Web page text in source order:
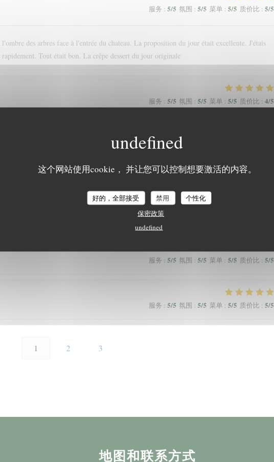
这个网站使用cookie， 并让您可以控制想要激活的内容。
好的，全部接受 禁用
个性化
保密政策
undefined
服务 : 5/5 氛围 : 5/5 菜单: 5/5 质价比 : 5/5
l'ombre des arbres face à l'entrée du chateau. La proposition du jour était excellente. J'étais
Tout était bon. La crêpe dessert du jour originale
服务 : 5/5 氛围 : 5/5 菜单 : 5/5 质价比 : 4/5
ambiance. Nous recommandons !
服务 : 5/5 氛围 : 5/5 菜单 : 5/5 质价比 : 5/5
服务 : 5/5 氛围 : 5/5 菜单: 5/5 质价比 : 5/5
1 2 3
地图和联系方式